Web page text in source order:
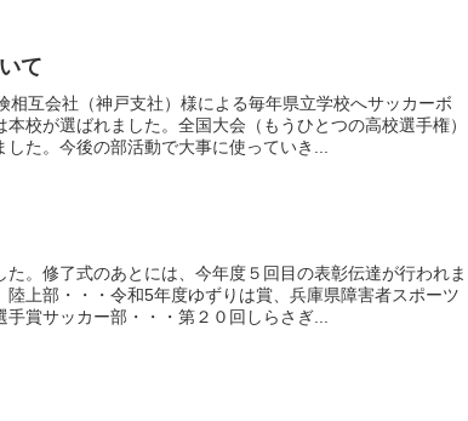
て
相互会社（神戸支社）様による毎年県立学校へサッカーボ
校が選ばれました。全国大会（もうひとつの高校選手権）
た。今後の部活動で大事に使っていき...
。修了式のあとには、今年度５回目の表彰伝達が行われま
陸上部・・・令和5年度ゆずりは賞、兵庫県障害者スポーツ
賞サッカー部・・・第２０回しらさぎ...